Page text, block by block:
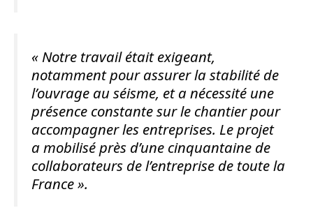
« Notre travail était exigeant,
notamment pour assurer la stabilité de
l’ouvrage au séisme, et a nécessité une
présence constante sur le chantier pour
accompagner les entreprises. Le projet
a mobilisé près d’une cinquantaine de
collaborateurs de l’entreprise de toute la
France ».